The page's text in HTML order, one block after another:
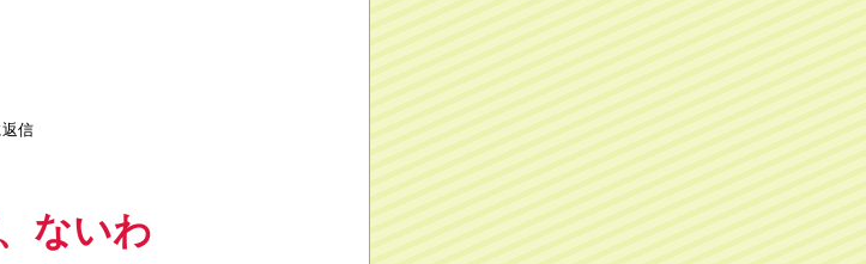
信
ないわ